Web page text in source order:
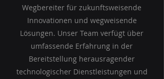
Wegbereiter für zukunftsweisende
Innovationen und wegweisende
Lösungen. Unser Team verfügt über
umfassende Erfahrung in der
Bereitstellung herausragender
technologischer Dienstleistungen und